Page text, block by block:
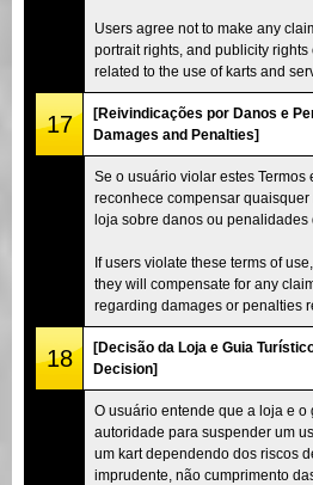
Users agree not to make any
portrait rights, and publicity
related to the use of karts and
17
[Reivindicações por Danos e
Damages and Penalties]
Se o usuário violar estes
reconhece compensar
loja sobre danos ou penalidades
If users violate these terms of
they will compensate for any
regarding damages or penalties
18
[Decisão da Loja e Guia
Decision]
O usuário entende que a loja e o
autoridade para suspender um
um kart dependendo dos riscos
imprudente, não cumprimento